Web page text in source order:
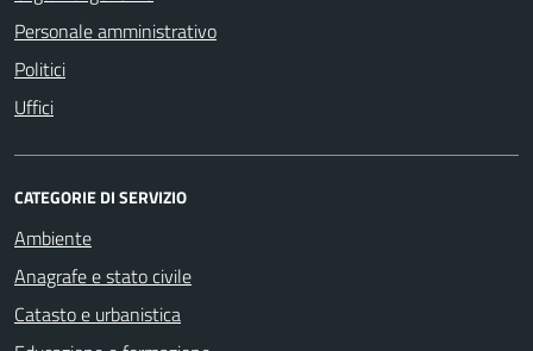
Personale amministrativo
Politici
Uffici
CATEGORIE DI SERVIZIO
Ambiente
Anagrafe e stato civile
Catasto e urbanistica